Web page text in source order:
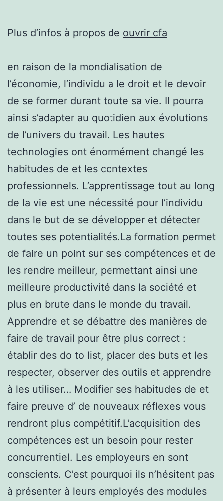
Plus d’infos à propos de ouvrir cfa
en raison de la mondialisation de
l’économie, l’individu a le droit et le devoir
de se former durant toute sa vie. Il pourra
ainsi s’adapter au quotidien aux évolutions
de l’univers du travail. Les hautes
technologies ont énormément changé les
habitudes de et les contextes
professionnels. L’apprentissage tout au long
de la vie est une nécessité pour l’individu
dans le but de se développer et détecter
toutes ses potentialités.La formation permet
de faire un point sur ses compétences et de
les rendre meilleur, permettant ainsi une
meilleure productivité dans la société et
plus en brute dans le monde du travail.
Apprendre et se débattre des manières de
faire de travail pour être plus correct :
établir des do to list, placer des buts et les
respecter, observer des outils et apprendre
à les utiliser… Modifier ses habitudes de et
faire preuve d’ de nouveaux réflexes vous
rendront plus compétitif.L’acquisition des
compétences est un besoin pour rester
concurrentiel. Les employeurs en sont
conscients. C’est pourquoi ils n’hésitent pas
à présenter à leurs employés des modules